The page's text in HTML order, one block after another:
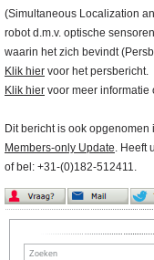
(Simultaneous Localization
robot d.m.v. optische
waarin het zich bevindt
Klik hier voor het persbericht.
Klik hier voor meer informatie
Dit bericht is ook
Members-only Update. Heeft
of bel: +31-(0)182-512411.